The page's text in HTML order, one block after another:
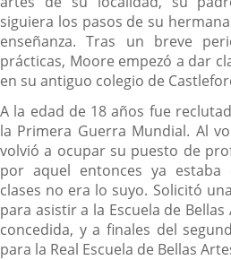
siguiera los pasos de su
enseñanza. Tras un breve
prácticas, Moore empezó a dar
en su antiguo colegio de
A la edad de 18 años fue
la Primera Guerra Mundial. Al
volvió a ocupar su puesto de
por aquel entonces ya
clases no era lo suyo. Solicitó
para asistir a la Escuela de
concedida, y a finales del
para la Real Escuela de Bellas